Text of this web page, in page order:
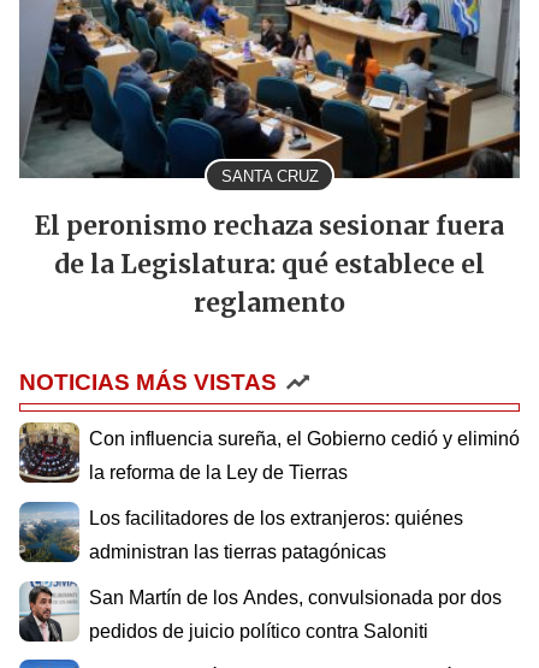
SANTA CRUZ
El peronismo rechaza sesionar fuera
de la Legislatura: qué establece el
reglamento
NOTICIAS MÁS VISTAS
Con influencia sureña, el Gobierno cedió y eliminó
la reforma de la Ley de Tierras
Los facilitadores de los extranjeros: quiénes
administran las tierras patagónicas
San Martín de los Andes, convulsionada por dos
pedidos de juicio político contra Saloniti